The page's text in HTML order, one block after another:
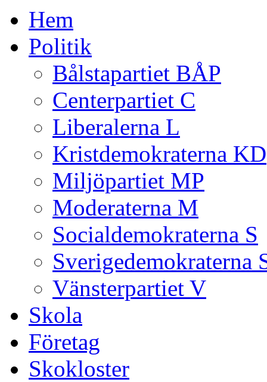
Hem
Politik
Bålstapartiet BÅP
Centerpartiet C
Liberalerna L
Kristdemokraterna KD
Miljöpartiet MP
Moderaterna M
Socialdemokraterna S
Sverigedemokraterna
Vänsterpartiet V
Skola
Företag
Skokloster